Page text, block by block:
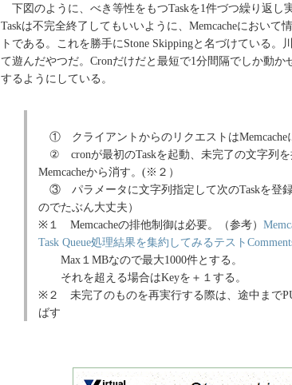
下図のように、べき等性をもつTaskを1件づつ繰り返し
Taskは不完全終了してもいいように、Memcacheにおいて
トである。これを勝手にStone Skippingと名づけている。
て遊んだやつだ。Cronだけだと最短で1分間隔でしか動か
するようにしている。
① クライアントからのリクエストはMemcache
② cronが最初のTaskを起動、未完了の文字列
Memcacheから消す。(※２）
③ パラメータに文字列指定して次のTaskを登録
のでたぶん大丈夫）
※１ Memcacheの排他制御は必要。（参考）
Task Queue処理結果を集約してみるテスト
Max１MBなので最大1000件とする。
それを超える場合はKeyを＋１する。
※２ 未完了のものを再実行する際は、途中まで
ばす